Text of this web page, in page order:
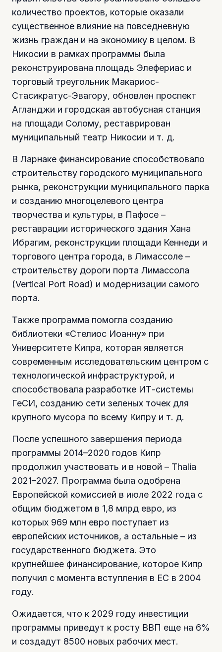
количество проектов, которые оказали
существенное влияние на повседневную
жизнь граждан и на экономику в целом. В
Никосии в рамках программы была
реконструирована площадь Элефериас и
торговый треугольник Макариос-
Стасикратус-Эвагору, обновлен проспект
Агланджи и городская автобусная станция
на площади Солому, реставрирован
муниципальный театр Никосии и т. д.
В Ларнаке финансирование способствовало
строительству городского муниципального
рынка, реконструкции муниципального парка
и созданию многоцелевого центра
творчества и культуры, в Пафосе –
реставрации исторического здания Хана
Ибрагим, реконструкции площади Кеннеди и
торгового центра города, в Лимассоле –
строительству дороги порта Лимассола
(Vertical Port Road) и модернизации самого
порта.
Также программа помогла созданию
библиотеки «Стелиос Иоанну» при
Университете Кипра, которая является
современным исследовательским центром с
технологической инфраструктурой, и
способствовала разработке ИТ-системы
ГеСИ, созданию сети зеленых точек для
крупного мусора по всему Кипру и т. д.
После успешного завершения периода
программы 2014–2020 годов Кипр
продолжил участвовать и в новой – Thalia
2021–2027. Программа была одобрена
Европейской комиссией в июле 2022 года с
общим бюджетом в 1,8 млрд евро, из
которых 969 млн евро поступает из
европейских источников, а остальные – из
государственного бюджета. Это
крупнейшее финансирование, которое Кипр
получил с момента вступления в ЕС в 2004
году.
Ожидается, что к 2029 году инвестиции
программы приведут к росту ВВП еще на 6%
и создадут 8500 новых рабочих мест.